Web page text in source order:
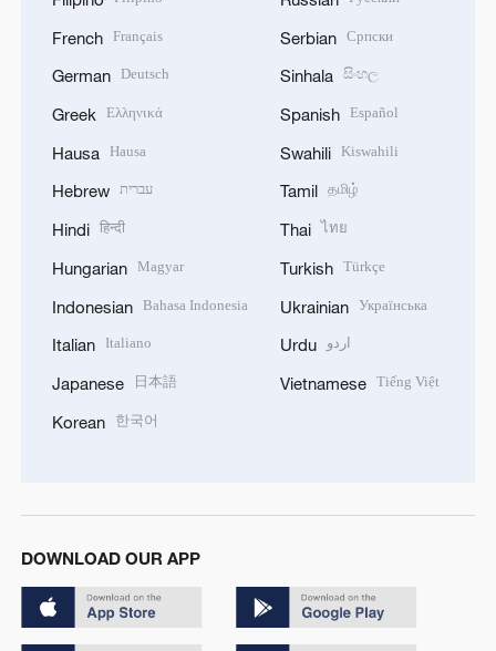
French Français
German Deutsch
Greek Ελληνικά
Hausa Hausa
Hebrew עברית
Hindi हिन्दी
Hungarian Magyar
Indonesian Bahasa Indonesia
Italian Italiano
Japanese 日本語
Korean 한국어
Serbian Српски
Sinhala සිංහල
Spanish Español
Swahili Kiswahili
Tamil தமிழ்
Thai ไทย
Turkish Türkçe
Ukrainian Українська
Urdu اردو
Vietnamese Tiếng Việt
DOWNLOAD OUR APP